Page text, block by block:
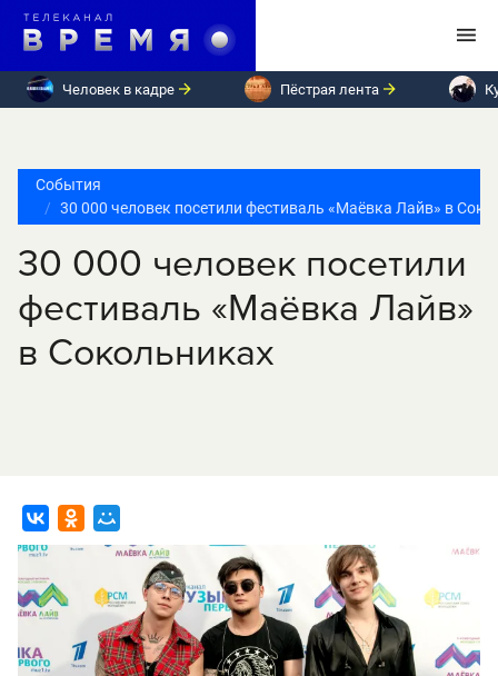
Человек в кадре Пёстрая лента
События
30 000 человек посетили фестиваль «Маёвка Лайв» в
30 000 человек посетили
фестиваль «Маёвка Лайв»
в Сокольниках